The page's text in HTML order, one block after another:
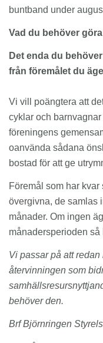
buntband under
Vad du behöver göra
Det enda du
från föremålet du
Vi vill poängtera att
cyklar och
föreningens
oanvända sådana
bostad för att ge
Föremål som har
övergivna, de samlas
månader. Om ingen
månadersperioden så
Vi passar på att
återvinningen som
behöver den.
Brf Björnringen